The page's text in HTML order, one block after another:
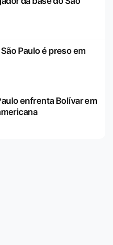
Paulo é preso em
enfrenta Bolívar em